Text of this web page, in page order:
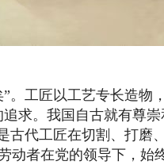
工匠以工艺专长造物
求。我国自古就有尊
古代工匠在切割、打磨
动者在党的领导下，始